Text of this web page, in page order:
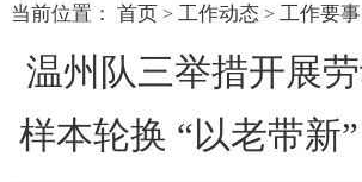
当前位置： 首页 > 工作动态 > 工作要事
温州队三举措开展
样本轮换 “以老带新